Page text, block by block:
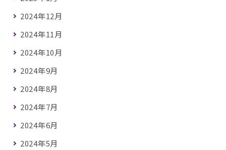
2024年12月
2024年11月
2024年10月
2024年9月
2024年8月
2024年7月
2024年6月
2024年5月